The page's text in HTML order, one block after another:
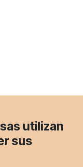
utilizan
sus